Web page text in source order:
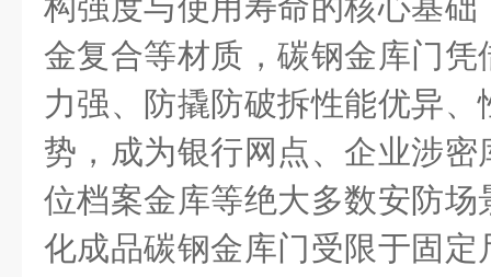
金复合等材质，碳钢金库门
力强、防撬防破拆性能优异
势，成为银行网点、企业涉
位档案金库等绝大多数安防
化成品碳钢金库门受限于固